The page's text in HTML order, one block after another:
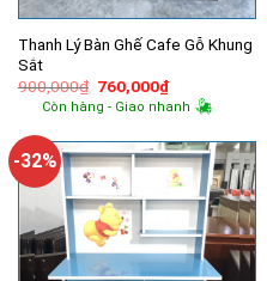
Thanh Lý Bàn Ghế Cafe Gỗ Khung
Sắt
900,000₫ Giá
gốc
là:
760,000₫Giá
hiện
tại
760,000₫.
Còn hàng - Giao nhanh
-32%